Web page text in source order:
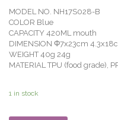
MODEL NO. NH17S028-B
COLOR Blue
CAPACITY 420ML mouth
DIMENSION Φ7x23cm
WEIGHT 40g 24g
MATERIAL TPU (food grade),
1 in stock